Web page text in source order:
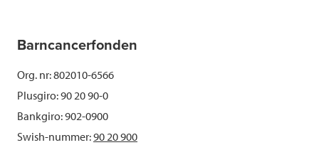
Barncancerfonden
Org. nr: 802010-6566
Plusgiro: 90 20 90-0
Bankgiro: 902-0900
Swish-nummer:90 20 900